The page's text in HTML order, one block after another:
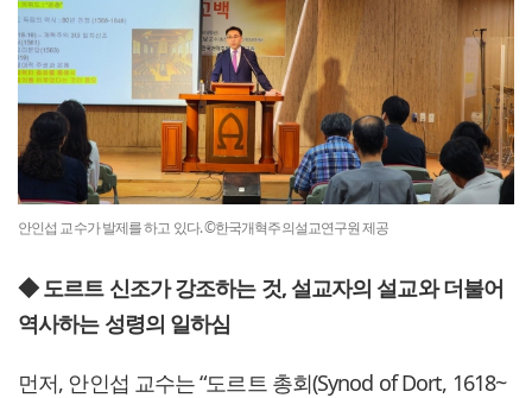
안인섭 교수가 발제를 하고 있다. ©한국개혁주의설교연구원 제공
◆ 도르트 신조가 강조하는 것, 설교자의 설교와 더불어
역사하는 성령의 일하심
먼저, 안인섭 교수는 “도르트 총회(Synod of Dort, 1618~